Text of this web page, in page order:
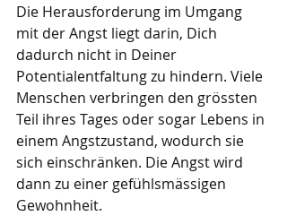
Die Herausforderung im Umgang
mit der Angst liegt darin, Dich
dadurch nicht in Deiner
Potentialentfaltung zu hindern. Viele
Menschen verbringen den grössten
Teil ihres Tages oder sogar Lebens in
einem Angstzustand, wodurch sie
sich einschränken. Die Angst wird
dann zu einer gefühlsmässigen
Gewohnheit.